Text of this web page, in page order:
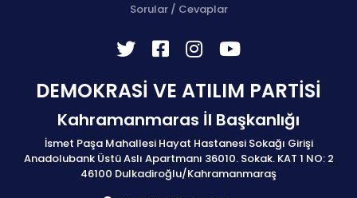
Sorular / Cevaplar
DEMOKRASİ VE ATILIM PARTİSİ
Kahramanmaras İl Başkanlığı
İsmet Paşa Mahallesi Hayat Hastanesi Sokağı Girişi
Anadolubank Üstü Aslı Apartmanı 36010. Sokak. KAT 1 NO: 2
46100 Dulkadiroğlu/Kahramanmaraş